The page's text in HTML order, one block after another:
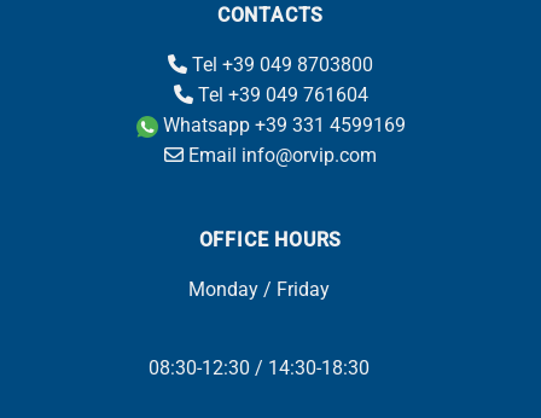
CONTACTS
Tel +39 049 8703800
Tel +39 049 761604
Whatsapp +39 331 4599169
Email info@orvip.com
OFFICE HOURS
Monday / Friday
08:30-12:30 / 14:30-18:30